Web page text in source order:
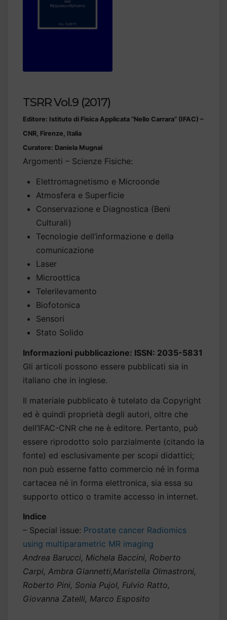
TSRR Vol.9 (2017)
Editore: Istituto di Fisica Applicata “Nello Carrara” (IFAC) –
CNR, Firenze, Italia
Curatore: Daniela Mugnai
Argomenti – Scienze Fisiche:
Elettromagnetismo e Microonde
Atmosfera e Superficie
Conservazione e Diagnostica (Beni
Culturali)
Tecnologie dell’informazione e della
comunicazione
Laser
Microottica
Telerilevamento
Biofotonica
Sensori
Stato Solido
Informazioni pubblicazione: ISSN: 2035-5831
Gli articoli possono essere pubblicati sia in
italiano che in inglese.
Il materiale pubblicato è tutelato da Copyright
ed è quindi proprietà degli autori, oltre che
dell’IFAC-CNR che ne è editore. Pertanto, può
essere riprodotto solo parzialmente (citando la
fonte) ed esclusivamente per scopi didattici;
non può esserne fatto commercio né in forma
cartacea né in forma elettronica, sia essa su
supporto ottico o tramite accesso in internet.
Indice
– Special issue: Prostate cancer Radiomics
using multiparametric MR imaging
Andrea Barucci, Michela Baccini, Roberto
Carpi, Ambra Giannetti,Maristella Olmastroni,
Roberto Pini, Sonia Pujol, Fulvio Ratto,
Giovanna Zatelli, Marco Esposito